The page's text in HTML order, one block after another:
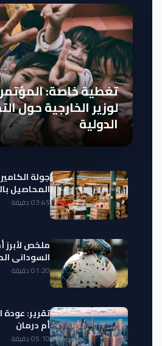
تغطية خاصة:
لوزير الخارجية حول
الدولية
جولة
المحاصيل
03:45 دقيقة
ملخص لأبرز
السوداني
01:20 دقيقة
تقرير: عودة
أم درمان
05:10 دقيقة